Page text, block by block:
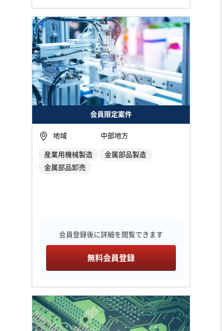
会員限定案件
地域 中部地方
産業用機械製造
金属部品製造
金属部品卸売
会員登録後に詳細を閲覧できます
無料会員登録